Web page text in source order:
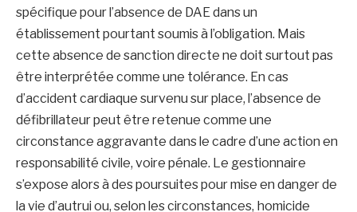
spécifique pour l’absence de DAE dans un
établissement pourtant soumis à l’obligation. Mais
cette absence de sanction directe ne doit surtout pas
être interprétée comme une tolérance. En cas
d’accident cardiaque survenu sur place, l’absence de
défibrillateur peut être retenue comme une
circonstance aggravante dans le cadre d’une action en
responsabilité civile, voire pénale. Le gestionnaire
s’expose alors à des poursuites pour mise en danger de
la vie d’autrui ou, selon les circonstances, homicide